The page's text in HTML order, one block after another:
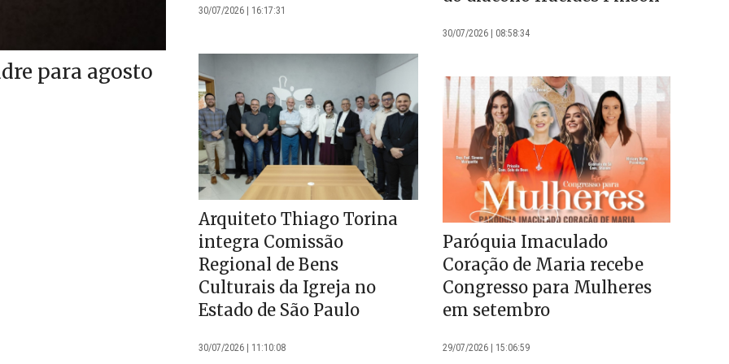
para agosto
30/07/2026 | 16:17:31
Arquiteto Thiago Torina
integra Comissão
Regional de Bens
Culturais da Igreja no
Estado de São Paulo
30/07/2026 | 11:10:08
30/07/2026 | 08:58:34
Paróquia Imaculado
Coração de Maria recebe
Congresso para Mulheres
em setembro
29/07/2026 | 15:06:59